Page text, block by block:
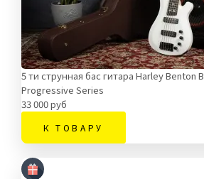
5 ти струнная бас гитара Harley Benton
Progressive Series
33 000 руб
К ТОВАРУ